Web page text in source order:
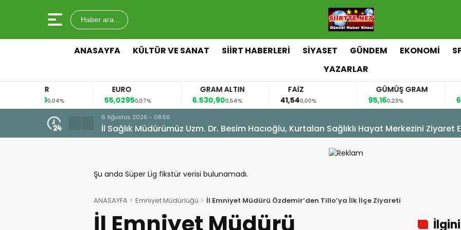
Haber ara...
ANASAYFA KÜLTÜR VE SANAT SİİRT HABERLERİ SİYASET GÜNDEM EKONOMİ
YAZARLAR
0,07%
GRAM ALTIN
0,54%
41,54
GÜMÜŞ GRAM
BITCOIN
6 Ağustos 2026 - 08:50
Siirtli Öğrenci Musa Zengin Umre Ödülünü Kazandı
Şu anda Süper Lig fikstür verisi bulunamadı.
ANASAYFA Emniyet Müdürlüğü İl Emniyet Müdürü Özdemir’den Tillo’ya İlk İlçe Ziyareti